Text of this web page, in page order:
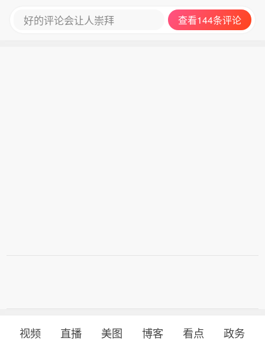
好的评论会让人崇拜 查看144条评论
视频 直播 美图 博客 看点 政务